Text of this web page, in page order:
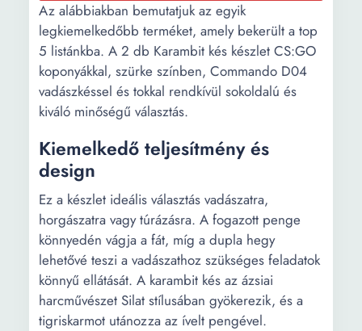
Az alábbiakban bemutatjuk az egyik
legkiemelkedőbb terméket, amely bekerült a top
5 listánkba. A 2 db Karambit kés készlet CS:GO
koponyákkal, szürke színben, Commando D04
vadászkéssel és tokkal rendkívül sokoldalú és
kiváló minőségű választás.
Kiemelkedő teljesítmény és
design
Ez a készlet ideális választás vadászatra,
horgászatra vagy túrázásra. A fogazott penge
könnyedén vágja a fát, míg a dupla hegy
lehetővé teszi a vadászathoz szükséges feladatok
könnyű ellátását. A karambit kés az ázsiai
harcművészet Silat stílusában gyökerezik, és a
tigriskarmot utánozza az ívelt pengével.